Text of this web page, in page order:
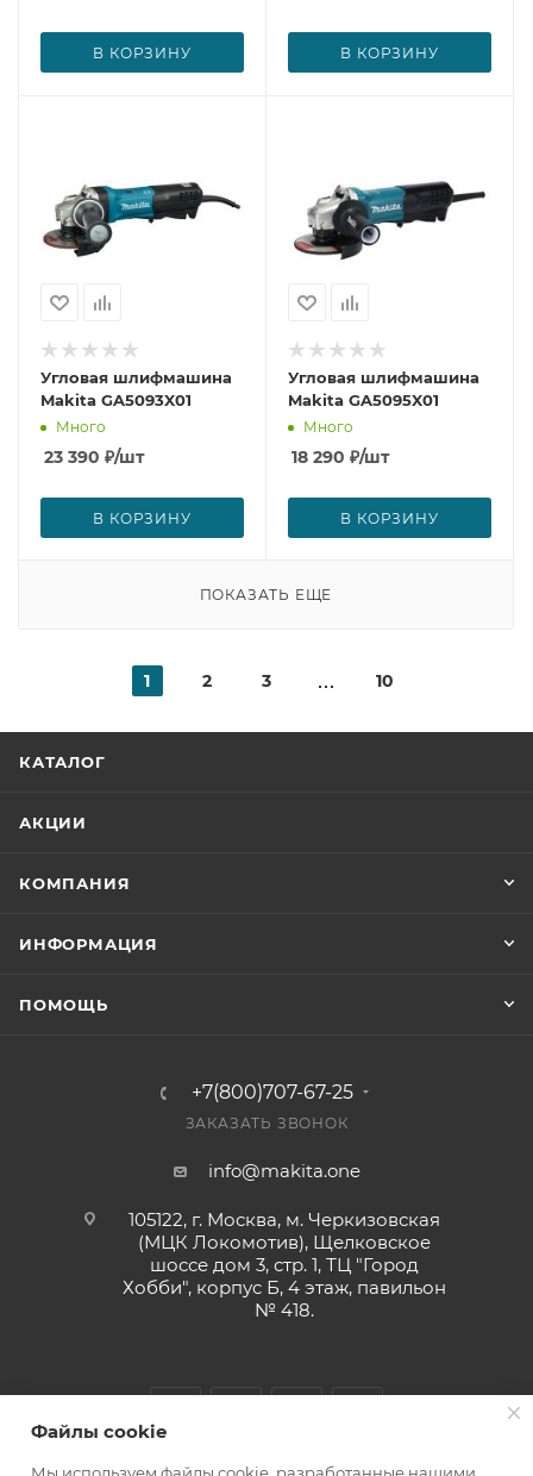
В КОРЗИНУ В КОРЗИНУ
Угловая шлифмашина
Makita GA5093X01
Много
23 390 ₽/шт
В КОРЗИНУ
Угловая шлифмашина
Makita GA5095X01
Много
18 290 ₽/шт
В КОРЗИНУ
ПОКАЗАТЬ ЕЩЕ
1 2 3 10
КАТАЛОГ
АКЦИИ
КОМПАНИЯ
ИНФОРМАЦИЯ
ПОМОЩЬ
+7(800)707-67-25
ЗАКАЗАТЬ ЗВОНОК
info@makita.one
105122, г. Москва, м. Черкизовская
(МЦК Локомотив), Щелковское
шоссе дом 3, стр. 1, ТЦ "Город
Хобби", корпус Б, 4 этаж, павильон
№ 418.
Файлы cookie